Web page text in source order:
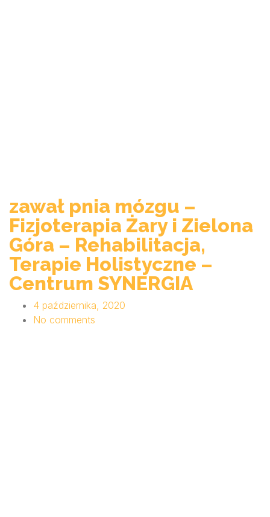
zawał pnia mózgu –
Fizjoterapia Żary i Zielona
Góra – Rehabilitacja,
Terapie Holistyczne –
Centrum SYNERGIA
4 października, 2020
No comments